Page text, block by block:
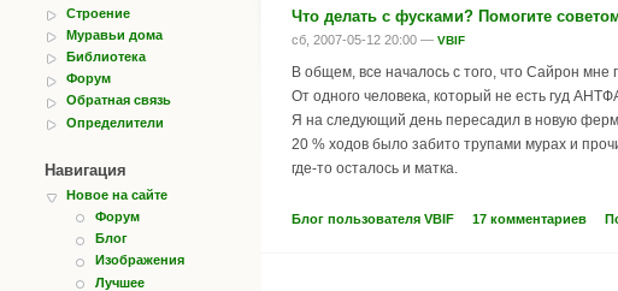
Строение
Муравьи дома
Библиотека
Форум
Обратная связь
Определители
Навигация
Новое на сайте
Форум
Блог
Изображения
Лучшее
Что делать с фусками? Помогите
сб, 2007-05-12 20:00 — VBIF
В общем, все началось с того, что Сайрон мне
От одного человека, который не есть гуд
Я на следующий день пересадил в новую
20 % ходов было забито трупами мурах и
где-то осталось и матка.
Блог пользователя VBIF 17 комментариев